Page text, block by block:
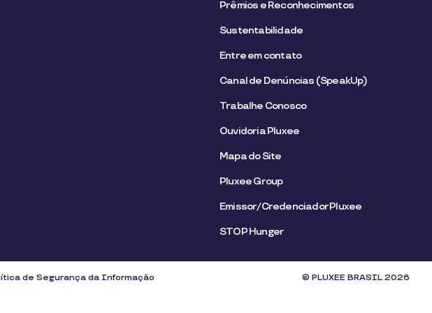
Prêmios e Reconhecimentos
Sustentabilidade
Entre em contato
Canal de Denúncias (SpeakUp)
Trabalhe Conosco
Ouvidoria Pluxee
Mapa do Site
Pluxee Group
Emissor/Credenciador Pluxee
STOP Hunger
de Segurança da Informação © PLUXEE BRASIL 2026